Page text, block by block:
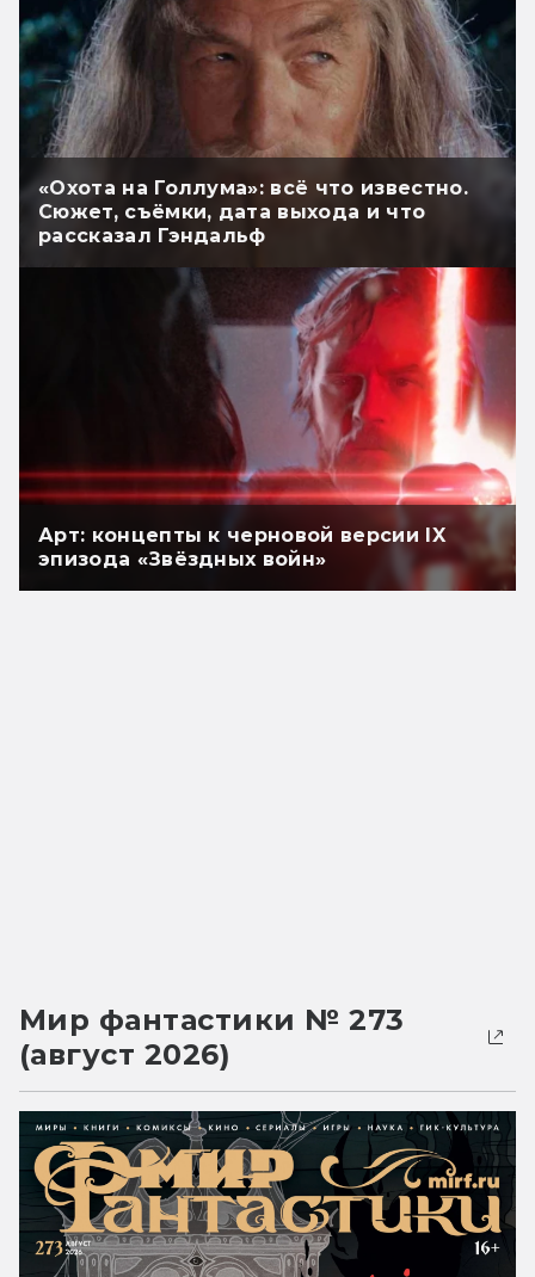
«Охота на Голлума»: всё что известно.
Сюжет, съёмки, дата выхода и что
рассказал Гэндальф
Арт: концепты к черновой версии IX
эпизода «Звёздных войн»
Мир фантастики № 273
(август 2026)